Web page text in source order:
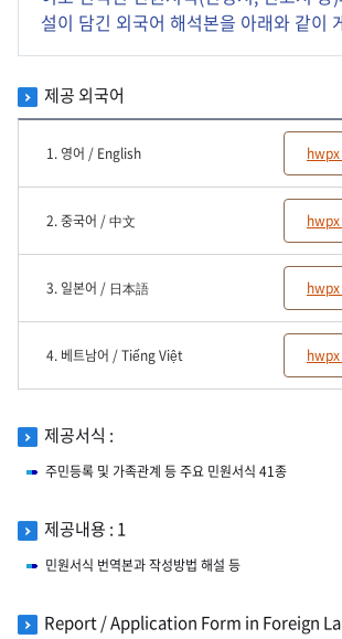
설이 담긴 외국어 해석본을 아래와 같이
제공 외국어
1. 영어 / English hwpx
2. 중국어 / 中文 hwpx
3. 일본어 / 日本語 hwpx
4. 베트남어 / Tiếng Việt hwpx
제공서식 :
주민등록 및 가족관계 등 주요 민원서식 41종
제공내용 : 1
민원서식 번역본과 작성방법 해설 등
Report / Application Form in Foreign